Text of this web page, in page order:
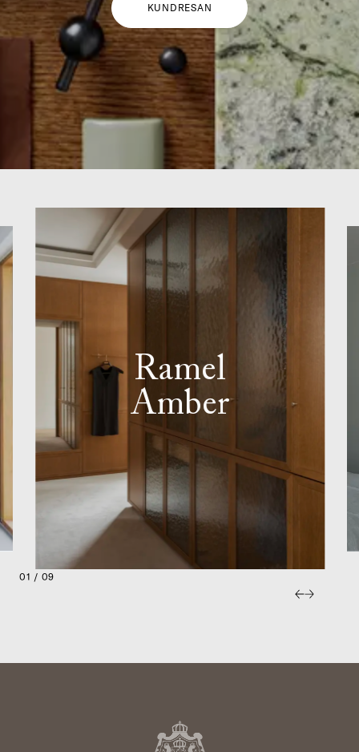
KUNDRESAN
Ramel
Amber
01 / 09